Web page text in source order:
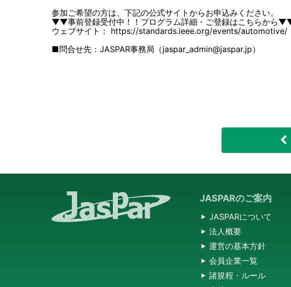
参加ご希望の方は、下記の公式サイトからお申込みください。
▼▼事前登録受付中！！プログラム詳細・ご登録はこちらから
ウェブサイト： https://standards.ieee.org/events/automotive/
■問合せ先：JASPAR事務局（jaspar_admin@jaspar.jp）
JASPARのご案内
JASPARについて
法人概要
運営の基本方針
会員企業一覧
諸規程・ルール